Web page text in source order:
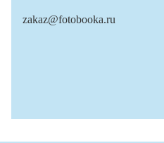
zakaz@fotobooka.ru